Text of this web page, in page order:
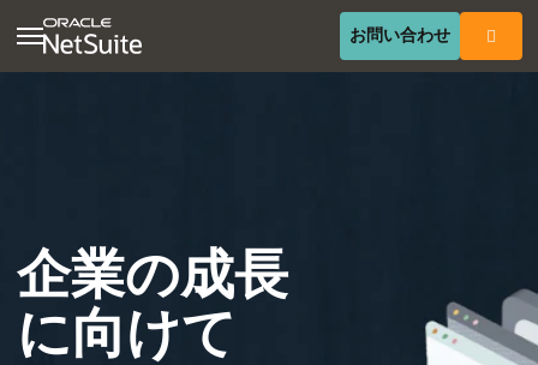
お問い合わせ(opens in
企業の成長
に向けて